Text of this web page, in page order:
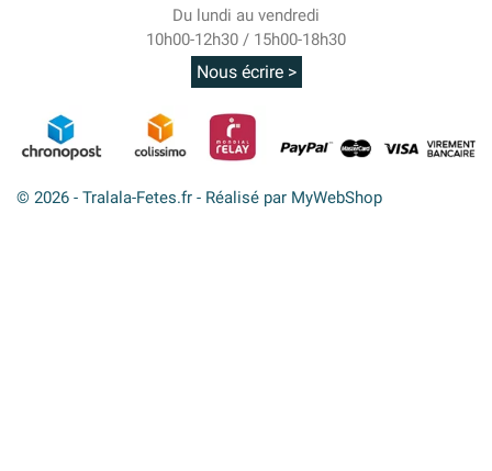
Du lundi au vendredi
10h00-12h30 / 15h00-18h30
Nous écrire >
© 2026 - Tralala-Fetes.fr - Réalisé par MyWebShop